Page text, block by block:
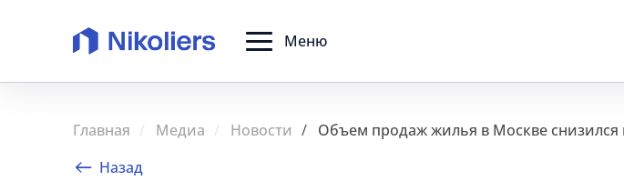
Меню
Главная Медиа Новости
Объем продаж жилья в Москве снизился
Назад